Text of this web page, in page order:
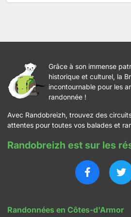
Grâce à son immense
historique et culturel, la
incontournable pour les
randonnée !
Avec Randobreizh, trouvez des
attentes pour toutes vos balades et
Randobreizh est sur les
Randonnées en Côtes-d'Armor